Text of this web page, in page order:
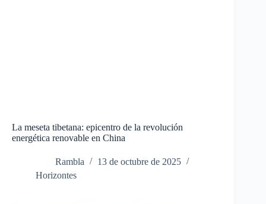
La meseta tibetana: epicentro de la revolución
energética renovable en China
Rambla
13 de octubre de 2025
Horizontes